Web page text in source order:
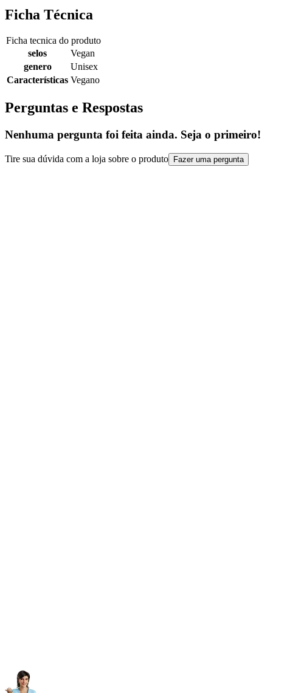
Ficha Técnica
Ficha tecnica do produto
selos
Vegan
genero
Unisex
Características Vegano
Perguntas e Respostas
Nenhuma pergunta foi feita ainda. Seja o primeiro!
Tire sua dúvida com a loja sobre o produto Fazer uma pergunta